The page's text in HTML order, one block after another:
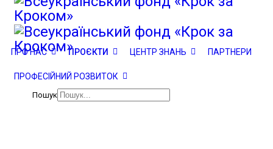
ПРО НАС ПРОЄКТИ ЦЕНТР ЗНАНЬ ПАРТНЕРИ
ПРОФЕСІЙНИЙ РОЗВИТОК
Пошук
Проєкти